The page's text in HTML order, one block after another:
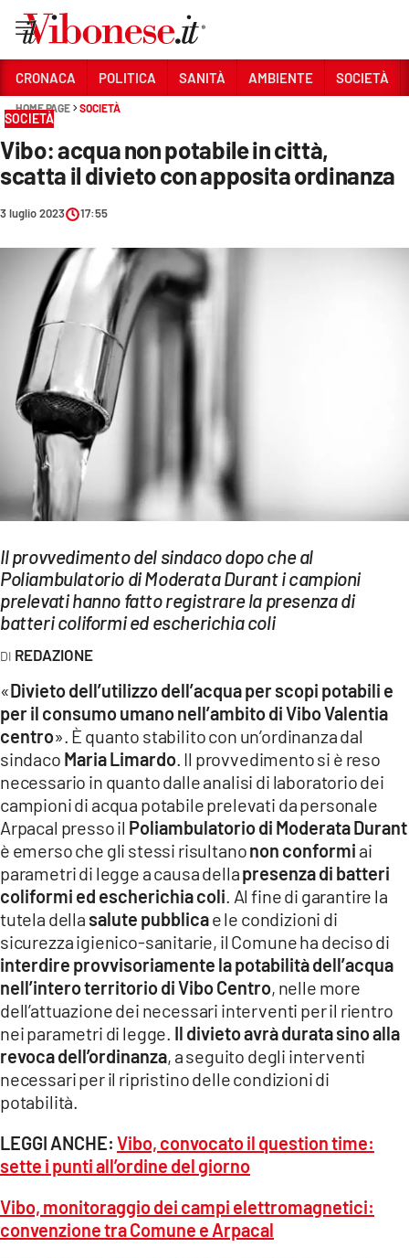
Sezioni
CRONACA
POLITICA
SANITÀ
AMBIENTE
SOCIETÀ
CULTURA
ECONOMIA E LAVORO
EVENTI
SPORT
Streaming
LAC NETWORK
LAC ONAIR
Network
LACPLAY.IT
LACTV.IT
LACONAIR.IT
LACITYMAG.IT
ILREGGINO.IT
COSENZACHANNEL.IT
ILVIBONESE.IT
CATANZAROCHANNEL.IT
LACAPITALENEWS.IT
App
APPLE
CRONACA POLITICA SANITÀ AMBIENTE SOCIETÀ
HOME PAGE SOCIETÀ
SOCIETÀ
Vibo: acqua non potabile in città,
scatta il divieto con apposita ordinanza
3 luglio 2023 17:55
Il provvedimento del sindaco dopo che al
Poliambulatorio di Moderata Durant i campioni
prelevati hanno fatto registrare la presenza di
batteri coliformi ed escherichia coli
REDAZIONE
«Divieto dell’utilizzo dell’acqua per scopi potabili e
per il consumo umano nell’ambito di Vibo Valentia
centro». È quanto stabilito con un’ordinanza dal
sindaco Maria Limardo. Il provvedimento si è reso
necessario in quanto dalle analisi di laboratorio dei
campioni di acqua potabile prelevati da personale
Arpacal presso il Poliambulatorio di Moderata Durant
è emerso che gli stessi risultanonon conformi ai
parametri di legge a causa dellapresenza di batteri
coliformi ed escherichia coli . Al fine di garantire la
tutela della salute pubblicae le condizioni di
sicurezza igienico-sanitarie, il Comune ha deciso di
interdire provvisoriamente la potabilità dell’acqua
nell’intero territorio di Vibo Centro, nelle more
dell’attuazione dei necessari interventi per il rientro
nei parametri di legge. Il divieto avrà durata sino alla
revoca dell’ordinanza, a seguito degli interventi
necessari per il ripristino delle condizioni di
potabilità.
LEGGI ANCHE: Vibo, convocato il question time:
sette i punti all’ordine del giorno
Vibo, monitoraggio dei campi elettromagnetici:
convenzione tra Comune e Arpacal